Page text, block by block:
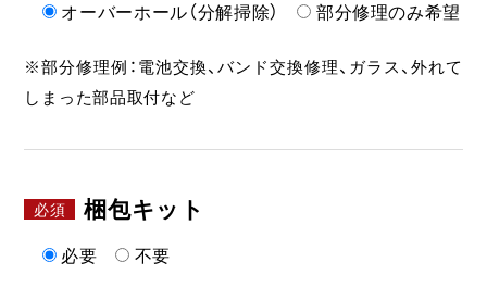
オーバーホール（分解掃除） 部分修理のみ希望
※部分修理例：電池交換、バンド交換修理、ガラス、外れて
しまった部品取付など
梱包キット
必要 不要